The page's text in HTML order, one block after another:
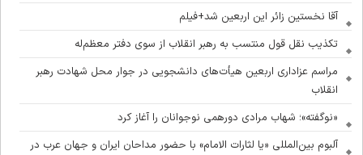
آقا نخستین زائر این اربعین شد+فیلم
تکذیب نقل قول منتسب به رهبر انقلاب از سوی دفتر معظم‌له
مراسم عزاداری اربعین هیأت‌های دانشجویی در جوار محل شهادت رهبر
انقلاب
«نوگفته»؛ شهاب مرادی دورهمی نوجوانان را آغاز کرد
آلبوم بین‌المللی «یا لثارات الامام» با حضور مداحان ایران و جهان عرب در